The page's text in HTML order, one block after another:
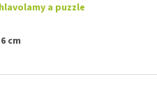
a puzzle
cm